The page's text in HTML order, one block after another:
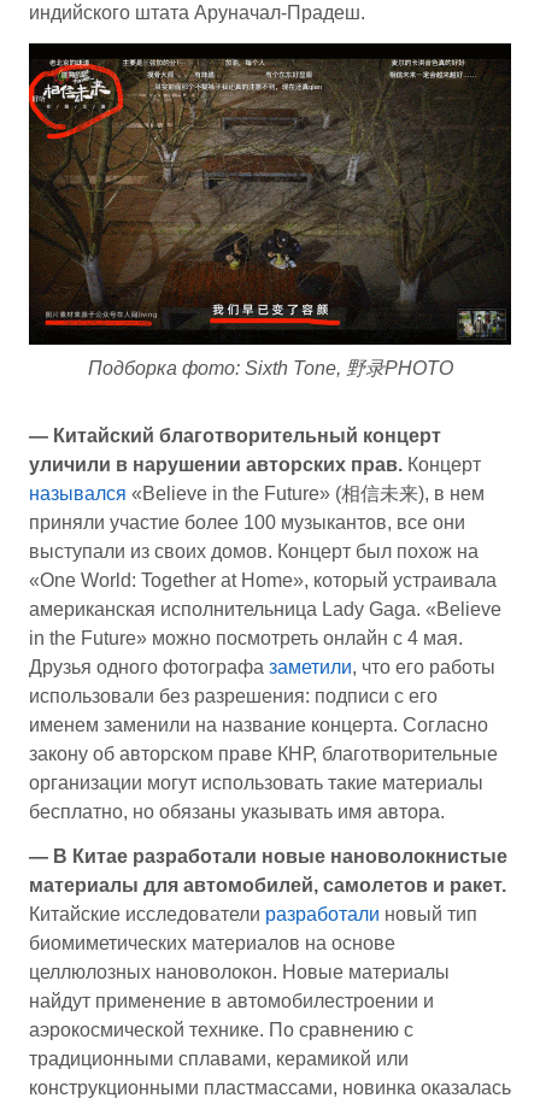
индийского штата Аруначал-Прадеш.
Подборка фото: Sixth Tone, 野录PHOTO
— Китайский благотворительный концерт
уличили в нарушении авторских прав. Концерт
назывался «Believe in the Future» (相信未来), в нем
приняли участие более 100 музыкантов, все они
выступали из своих домов. Концерт был похож на
«One World: Together at Home», который устраивала
американская исполнительница Lady Gaga. «Believe
in the Future» можно посмотреть онлайн с 4 мая.
Друзья одного фотографа заметили, что его работы
использовали без разрешения: подписи с его
именем заменили на название концерта. Согласно
закону об авторском праве КНР, благотворительные
организации могут использовать такие материалы
бесплатно, но обязаны указывать имя автора.
— В Китае разработали новые нановолокнистые
материалы для автомобилей, самолетов и ракет.
Китайские исследователи разработали новый тип
биомиметических материалов на основе
целлюлозных нановолокон. Новые материалы
найдут применение в автомобилестроении и
аэрокосмической технике. По сравнению с
традиционными сплавами, керамикой или
конструкционными пластмассами, новинка оказалась